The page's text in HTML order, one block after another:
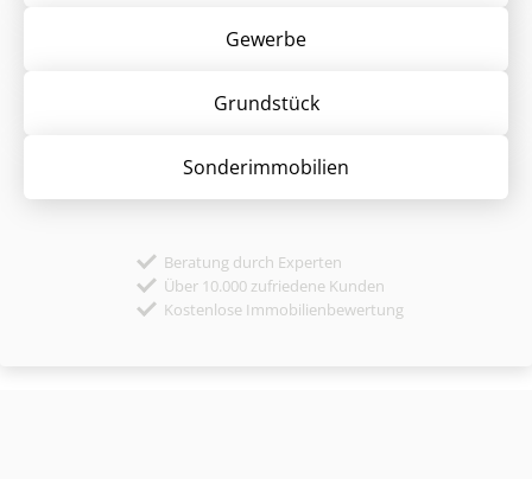
Gewerbe
Grund­stück
Sonder­immobilien
Beratung durch Experten
Über 10.000 zufriedene Kunden
Kostenlose Immobilienbewertung